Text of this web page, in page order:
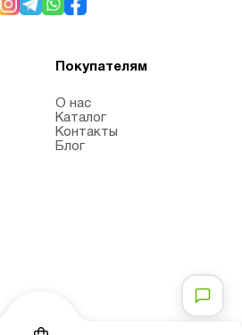
Покупателям
О нас
Каталог
Контакты
Блог